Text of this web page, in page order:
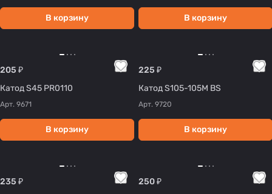
В корзину В корзину
205 ₽
Катод S45 PR0110
Арт. 9671
В корзину
225 ₽
Катод S105-105M BS
Арт. 9720
В корзину
235 ₽
250 ₽